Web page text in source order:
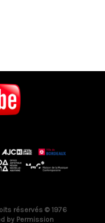
réservés © 1976
by Permission